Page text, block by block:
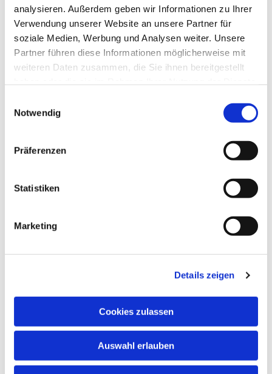
analysieren. Außerdem geben wir Informationen zu Ihrer
Verwendung unserer Website an unsere Partner für
soziale Medien, Werbung und Analysen weiter. Unsere
Partner führen diese Informationen möglicherweise mit
weiteren Daten zusammen, die Sie ihnen bereitgestellt
Notwendig
Präferenzen
Statistiken
Marketing
Details zeigen
Cookies zulassen
Auswahl erlauben